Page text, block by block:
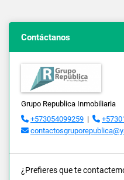
Contáctanos
Grupo Republica Inmobiliaria
+573054099259 |
¿Prefieres que te